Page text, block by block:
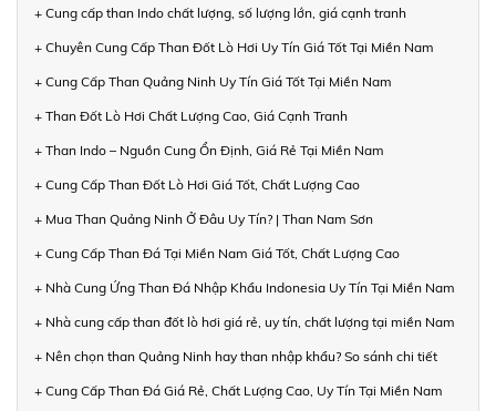
+ Cung cấp than Indo chất lượng, số lượng lớn, giá cạnh tranh
+ Chuyên Cung Cấp Than Đốt Lò Hơi Uy Tín Giá Tốt Tại Miền Nam
+ Cung Cấp Than Quảng Ninh Uy Tín Giá Tốt Tại Miền Nam
+ Than Đốt Lò Hơi Chất Lượng Cao, Giá Cạnh Tranh
+ Than Indo – Nguồn Cung Ổn Định, Giá Rẻ Tại Miền Nam
+ Cung Cấp Than Đốt Lò Hơi Giá Tốt, Chất Lượng Cao
+ Mua Than Quảng Ninh Ở Đâu Uy Tín? | Than Nam Sơn
+ Cung Cấp Than Đá Tại Miền Nam Giá Tốt, Chất Lượng Cao
+ Nhà Cung Ứng Than Đá Nhập Khẩu Indonesia Uy Tín Tại Miền Nam
+ Nhà cung cấp than đốt lò hơi giá rẻ, uy tín, chất lượng tại miền Nam
+ Nên chọn than Quảng Ninh hay than nhập khẩu? So sánh chi tiết
+ Cung Cấp Than Đá Giá Rẻ, Chất Lượng Cao, Uy Tín Tại Miền Nam